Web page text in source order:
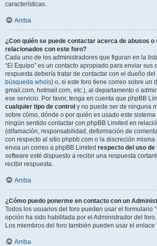
características.
Arriba
¿Con quién se puede contactar acerca de abusos o
relacionados con este foro?
Cada uno de los administradores que figuran en la
“El Equipo” es un contacto apropiado para enviar sus
respuesta debería tratar de contactar con el dueño
búsqueda whois) o, si este foro tiene correo sobre un
gmail.com, hotmail.com, etc.), al departamento o
ese servicio. Por favor, tenga en cuenta que phpBB
cualquier tipo de control y no puede ser de ninguna
sobre cómo, dónde o por quién es usado este sistema
ningún sentido contactar con phpBB Limited en
(difamación, responsabilidad, deformación de
con respecto al sitio phpbb.com o la discreción misma
envia un correo a phpBB Limited respecto del uso
software esté dispuesto a recibir una respuesta
recibir respuesta.
Arriba
¿Cómo puedo ponerme en contacto con un
Todos los usuarios del foro pueden usar el formulario
opción ha sido habilitada por el Administrador del foro.
Los miembros del foro también pueden usar el enlace
Arriba